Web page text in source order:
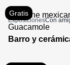
Gratis
ExposicionesCon
Barro y